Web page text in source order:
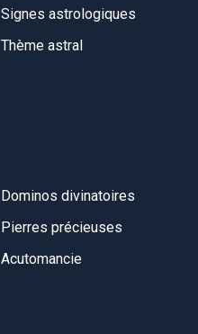
Signes astrologiques
Thème astral
Dominos divinatoires
Pierres précieuses
Acutomancie